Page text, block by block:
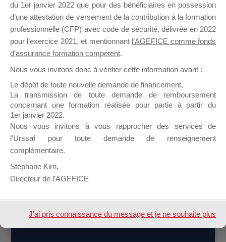
LES AUTRES SESSIONS À
CET ENDROIT
du 1er janvier 2022 que pour des bénéficiaires en possession
d’une attestation de versement de la contribution à la formation
professionnelle (CFP) avec code de sécurité, délivrée en 2022
pour l’exercice 2021, et mentionnant l’AGEFICE comme fonds
d’assurance formation compétent.
Nous vous invitons donc à vérifier cette information avant :
Le dépôt de toute nouvelle demande de financement,
La transmission de toute demande de remboursement
concernant une formation réalisée pour partie à partir du
1er janvier 2022.
Nous vous invitons à vous rapprocher des services de
l’Urssaf pour toute demande de renseignement
complémentaire.
Stéphane Kirn,
Directeur de l’AGEFICE
J'ai pris connaissance du message et je ne souhaite plus